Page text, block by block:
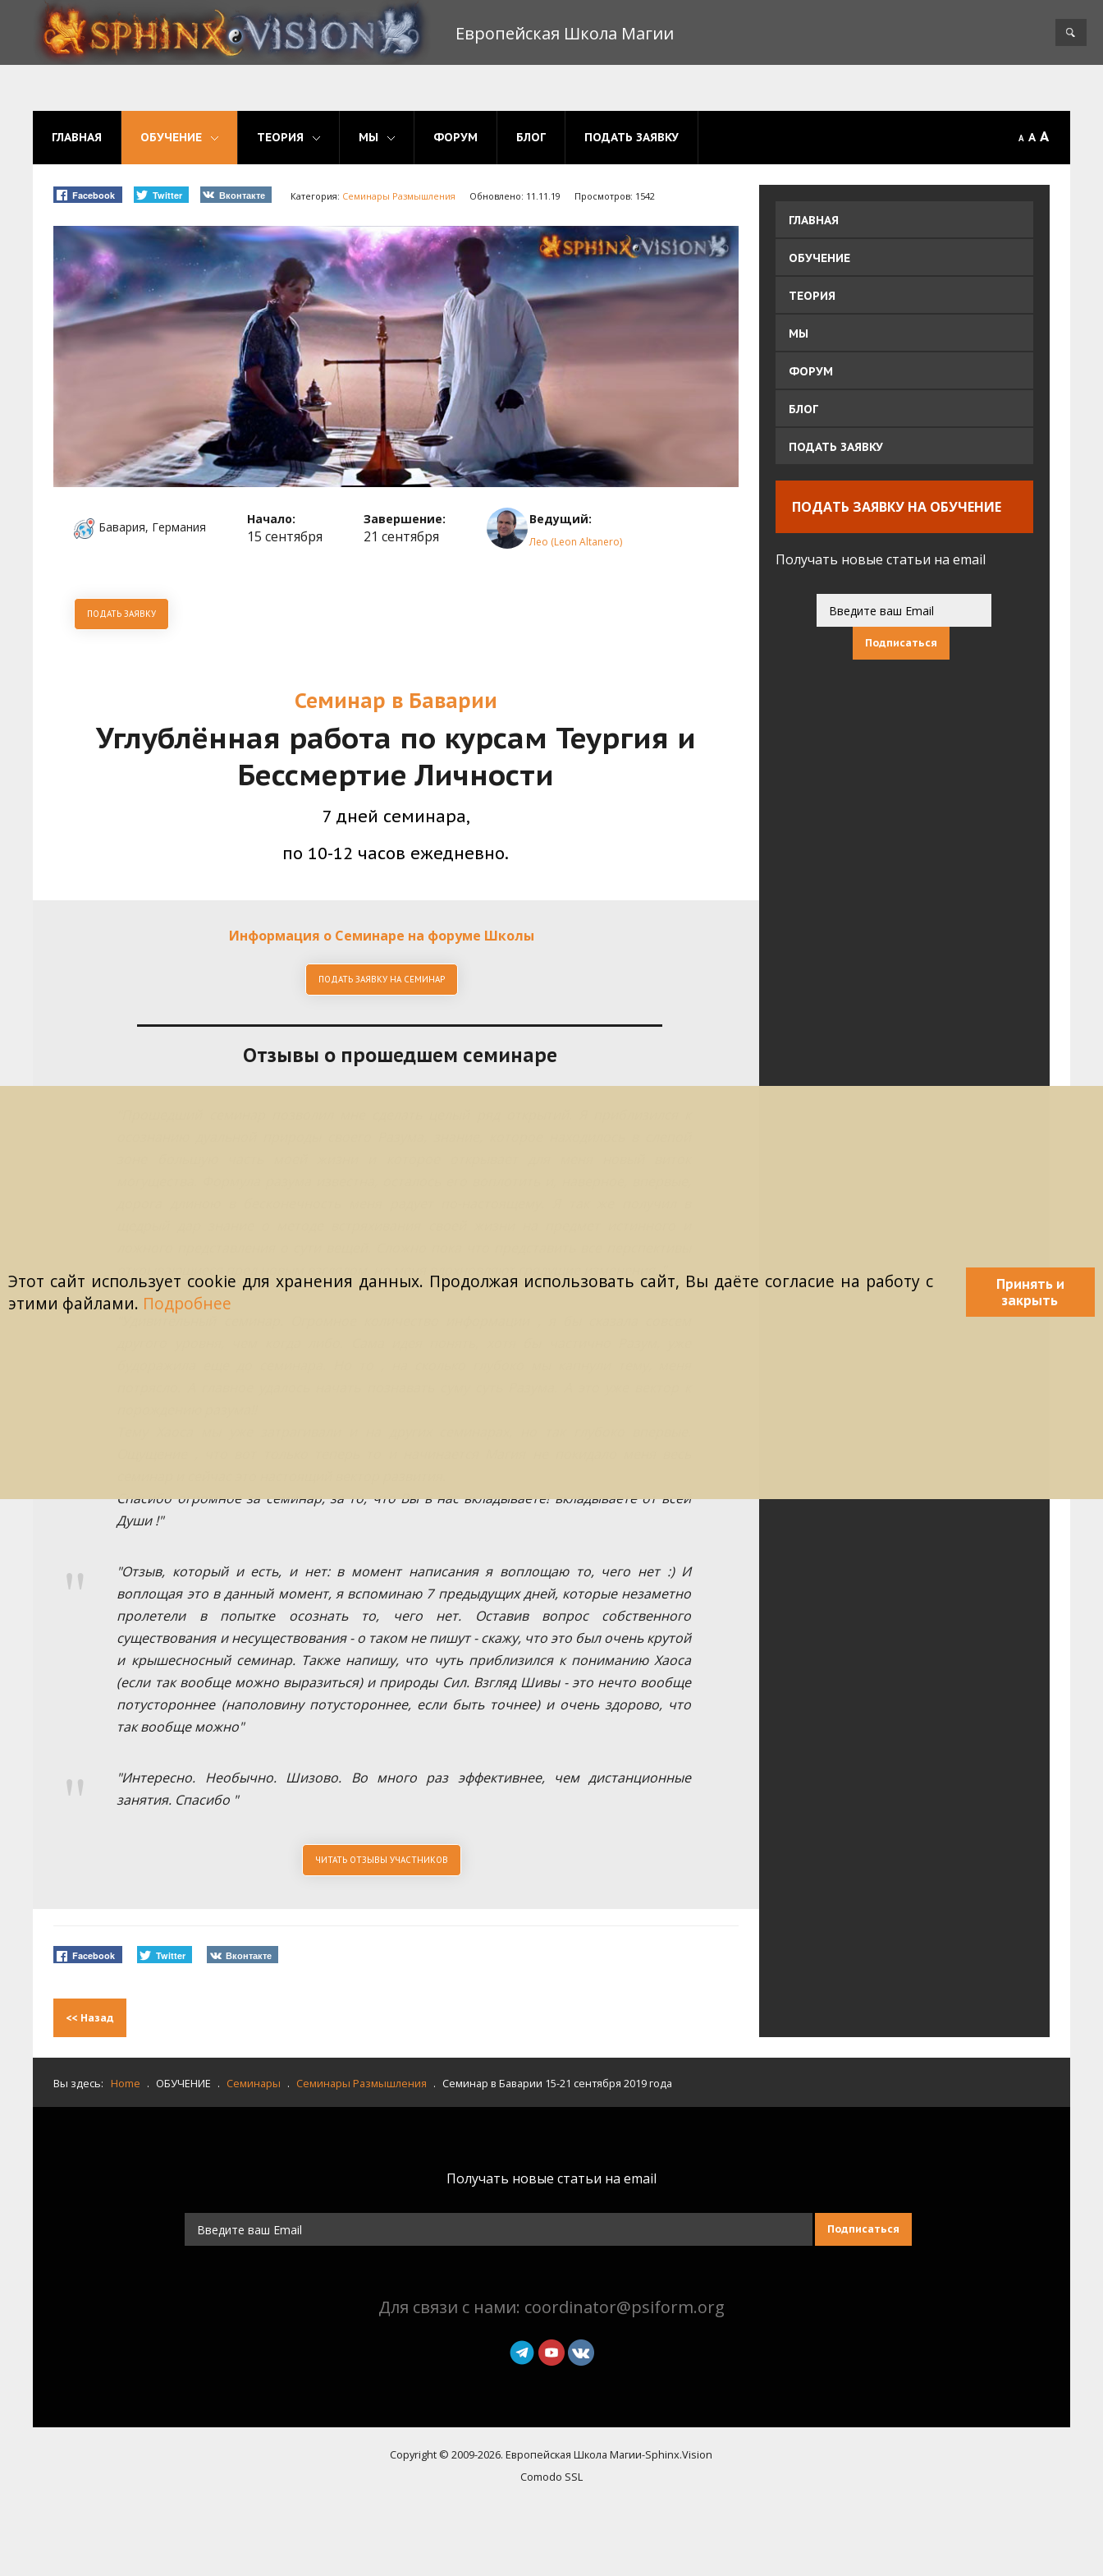
ФОРУМ
ПОДАТЬ ЗАЯВКУ
Европейская Школа Магии
ГЛАВНАЯ ОБУЧЕНИЕ ТЕОРИЯ МЫ ФОРУМ БЛОГ ПОДАТЬ ЗАЯВКУ A A A
Facebook Twitter Вконтакте Категория: Семинары Размышления Обновлено: 11.11.19 Просмотров: 1542
Бавария, Германия
Начало:
15 сентября
Завершение:
21 сентября
Ведущий:
Лео (Leon Altanero)
ПОДАТЬ ЗАЯВКУ
Семинар в Баварии
Углублённая работа по курсам Теургия и
Бессмертие Личности
7 дней семинара,
по 10-12 часов ежедневно.
Информация о Семинаре на форуме Школы
ПОДАТЬ ЗАЯВКУ НА СЕМИНАР
Отзывы о прошедшем семинаре
открывающиеся пред новым взглядом, но меня вдохновляют грядущие изменения. "
Спасибо огромное за семинар, за то, что Вы в нас вкладываете! вкладываете от всей
Души !"
"Отзыв, который и есть, и нет: в момент написания я воплощаю то, чего нет :) И
воплощая это в данный момент, я вспоминаю 7 предыдущих дней, которые незаметно
пролетели в попытке осознать то, чего нет. Оставив вопрос собственного
существования и несуществования - о таком не пишут - скажу, что это был очень крутой
и крышесносный семинар. Также напишу, что чуть приблизился к пониманию Хаоса
(если так вообще можно выразиться) и природы Сил. Взгляд Шивы - это нечто вообще
потустороннее (наполовину потустороннее, если быть точнее) и очень здорово, что
так вообще можно"
"Интересно. Необычно. Шизово. Во много раз эффективнее, чем дистанционные
занятия. Спасибо "
ЧИТАТЬ ОТЗЫВЫ УЧАСТНИКОВ
Facebook Twitter Вконтакте
<< Назад
ГЛАВНАЯ
ОБУЧЕНИЕ
ТЕОРИЯ
МЫ
ФОРУМ
БЛОГ
ПОДАТЬ ЗАЯВКУ
ПОДАТЬ ЗАЯВКУ НА ОБУЧЕНИЕ
Получать новые статьи на email
Подписаться
Вы здесь: Home . ОБУЧЕНИЕ . Семинары . Семинары Размышления . Семинар в Баварии 15-21 сентября 2019 года
Получать новые статьи на email
Подписаться
Для связи с нами: coordinator@psiform.org
Copyright © 2009-2026. Европейская Школа Магии-Sphinx.Vision
Comodo SSL
Этот сайт использует cookie для хранения данных. Продолжая использовать сайт, Вы даёте согласие на работу с
этими файлами. Подробнее
Принять и
закрыть